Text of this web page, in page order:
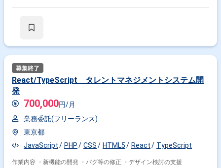
React/TypeScript タレントマネジメントシステム開
発
700,000円/月
業務委託(フリーランス)
東京都
JavaScript
PHP CSS HTML5 React TypeScript
作業内容 ・新機能の開発 ・バグ等の修正 ・デザイン検討の支援